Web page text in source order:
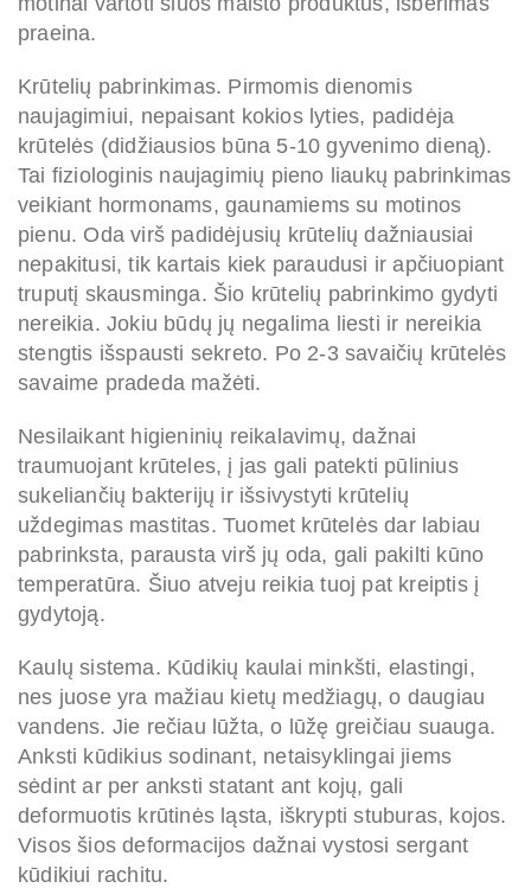
praeina.
Krūtelių pabrinkimas. Pirmomis dienomis
naujagimiui, nepaisant kokios lyties, padidėja
krūtelės (didžiausios būna 5-10 gyvenimo dieną).
Tai fiziologinis naujagimių pieno liaukų pabrinkimas
veikiant hormonams, gaunamiems su motinos
pienu. Oda virš padidėjusių krūtelių dažniausiai
nepakitusi, tik kartais kiek paraudusi ir apčiuopiant
truputį skausminga. Šio krūtelių pabrinkimo gydyti
nereikia. Jokiu būdų jų negalima liesti ir nereikia
stengtis išspausti sekreto. Po 2-3 savaičių krūtelės
savaime pradeda mažėti.
Nesilaikant higieninių reikalavimų, dažnai
traumuojant krūteles, į jas gali patekti pūlinius
sukeliančių bakterijų ir išsivystyti krūtelių
uždegimas mastitas. Tuomet krūtelės dar labiau
pabrinksta, parausta virš jų oda, gali pakilti kūno
temperatūra. Šiuo atveju reikia tuoj pat kreiptis į
gydytoją.
Kaulų sistema. Kūdikių kaulai minkšti, elastingi,
nes juose yra mažiau kietų medžiagų, o daugiau
vandens. Jie rečiau lūžta, o lūžę greičiau suauga.
Anksti kūdikius sodinant, netaisyklingai jiems
sėdint ar per anksti statant ant kojų, gali
deformuotis krūtinės ląsta, iškrypti stuburas, kojos.
Visos šios deformacijos dažnai vystosi sergant
kūdikiui rachitu.